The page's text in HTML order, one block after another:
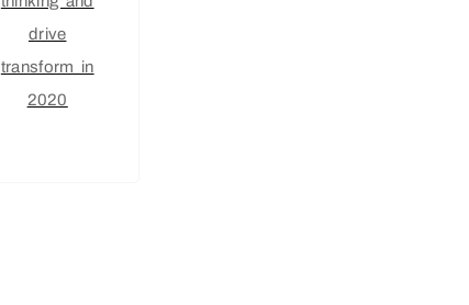
drive
transform in
2020